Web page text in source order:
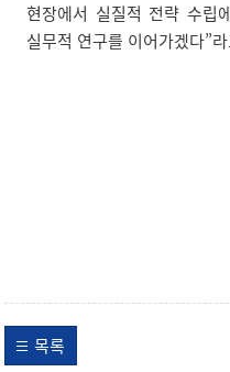
현장에서 실질적 전략 수립
실무적 연구를 이어가겠다”
목록